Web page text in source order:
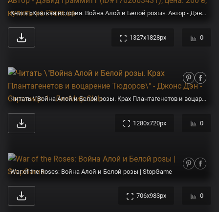
Книга «Краткая история. Война Алой и Белой розы». Автор - Дэвид Граммитт (ID#1762063431), цена: 260 ₴, купить на Prom.ua
1327x1828px 0
Читать \"Война Алой и Белой розы. Крах Плантагенетов и воцарение Тюдоров\" - Джонс Дэн - Страница 1 - ЛитМир Club
1280x720px 0
War of the Roses: Война Алой и Белой розы | StopGame
706x983px 0